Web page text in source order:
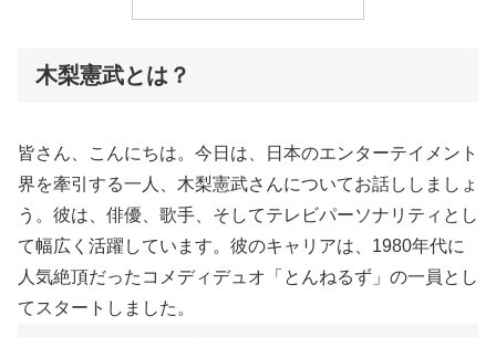
木梨憲武とは？
皆さん、こんにちは。今日は、日本のエンターテイメント
界を牽引する一人、木梨憲武さんについてお話ししましょ
う。彼は、俳優、歌手、そしてテレビパーソナリティとし
て幅広く活躍しています。彼のキャリアは、1980年代に
人気絶頂だったコメディデュオ「とんねるず」の一員とし
てスタートしました。